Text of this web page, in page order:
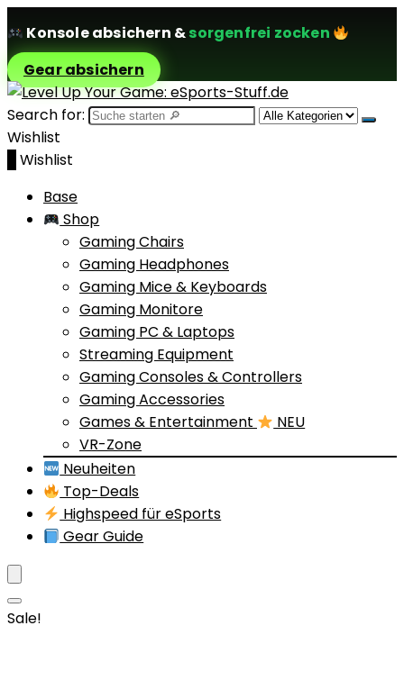
Konsole absichern &sorgenfrei zocken
Gear absichern
Search for:
Wishlist
Wishlist
Base
Shop
Gaming Chairs
Gaming Headphones
Gaming Mice & Keyboards
Gaming Monitore
Gaming PC & Laptops
Streaming Equipment
Gaming Consoles & Controllers
Gaming Accessories
Games & Entertainment
NEU
VR-Zone
Neuheiten
Top-Deals
Highspeed für eSports
Gear Guide
Sale!